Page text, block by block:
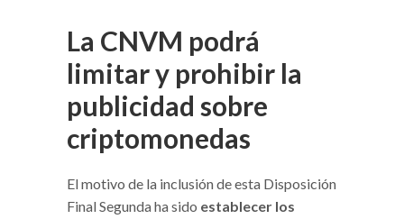
La CNVM podrá
limitar y prohibir la
publicidad sobre
criptomonedas
El motivo de la inclusión de esta Disposición
Final Segunda ha sido establecer los